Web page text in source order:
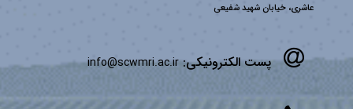
عاشری، خیابان شهید شفیعی
پست الکترونیکی:info@scwmri.ac.ir